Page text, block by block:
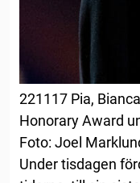
221117 Pia,
Honorary Award
Foto: Joel
Under tisdagen